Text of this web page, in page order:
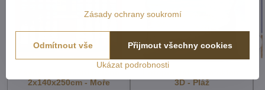
2x140x250cm - Moře
3D - Pláž
Zásady ochrany soukromí
Ukázat podrobnosti
Přijmout všechny cookies
Odmítnout vše